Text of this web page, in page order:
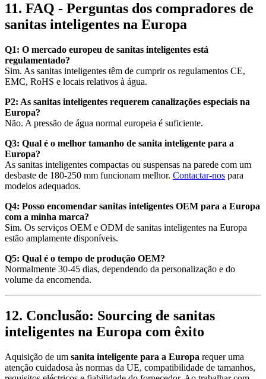
11. FAQ - Perguntas dos compradores de
sanitas inteligentes na Europa
Q1: O mercado europeu de sanitas inteligentes está
regulamentado?
Sim. As sanitas inteligentes têm de cumprir os regulamentos CE,
EMC, RoHS e locais relativos à água.
P2: As sanitas inteligentes requerem canalizações especiais na
Europa?
Não. A pressão de água normal europeia é suficiente.
Q3: Qual é o melhor tamanho de sanita inteligente para a
Europa?
As sanitas inteligentes compactas ou suspensas na parede com um
desbaste de 180-250 mm funcionam melhor. Contactar-nos para
modelos adequados.
Q4: Posso encomendar sanitas inteligentes OEM para a Europa
com a minha marca?
Sim. Os serviços OEM e ODM de sanitas inteligentes na Europa
estão amplamente disponíveis.
Q5: Qual é o tempo de produção OEM?
Normalmente 30-45 dias, dependendo da personalização e do
volume da encomenda.
12. Conclusão: Sourcing de sanitas
inteligentes na Europa com êxito
Aquisição de um sanita inteligente para a Europa requer uma
atenção cuidadosa às normas da UE, compatibilidade de tamanhos,